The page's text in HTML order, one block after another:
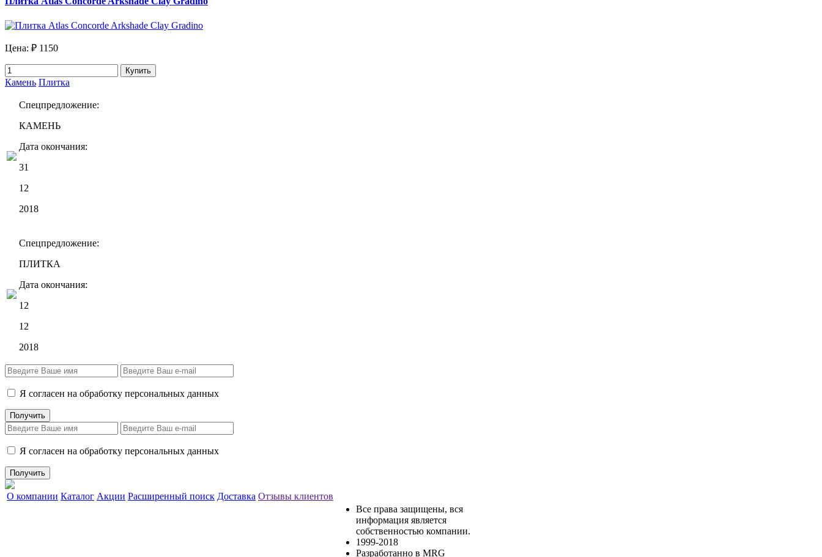
Цена: ₽ 1150
Купить
Камень Плитка
Спецпредложение:
КАМЕНЬ
Дата окончания:
31
12
2018
Спецпредложение:
ПЛИТКА
Дата окончания:
12
12
2018
Я согласен на обработку персональных данных
Я согласен на обработку персональных данных
О компании Каталог Акции Расширенный поиск Доставка Отзывы клиентов
Все права защищены, вся
информация является
собственностью компании.
1999-2018
Разработанно в MRG